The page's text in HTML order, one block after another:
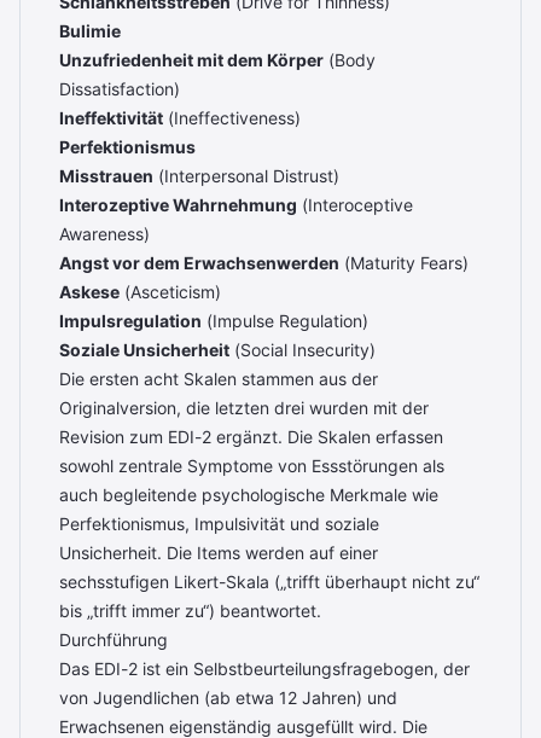
Bulimie
Unzufriedenheit mit dem Körper (Body
Dissatisfaction)
Ineffektivität (Ineffectiveness)
Perfektionismus
Misstrauen (Interpersonal Distrust)
Interozeptive Wahrnehmung (Interoceptive
Awareness)
Angst vor dem Erwachsenwerden (Maturity Fears)
Askese (Asceticism)
Impulsregulation (Impulse Regulation)
Soziale Unsicherheit (Social Insecurity)
Die ersten acht Skalen stammen aus der
Originalversion, die letzten drei wurden mit der
Revision zum EDI-2 ergänzt. Die Skalen erfassen
sowohl zentrale Symptome von Essstörungen als
auch begleitende psychologische Merkmale wie
Perfektionismus, Impulsivität und soziale
Unsicherheit. Die Items werden auf einer
sechsstufigen Likert-Skala („trifft überhaupt nicht zu“
bis „trifft immer zu“) beantwortet.
Durchführung
Das EDI-2 ist ein Selbstbeurteilungsfragebogen, der
von Jugendlichen (ab etwa 12 Jahren) und
Erwachsenen eigenständig ausgefüllt wird. Die